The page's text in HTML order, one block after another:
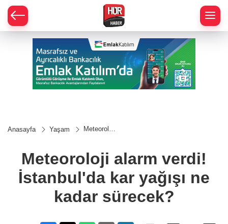
Anasayfa Yaşam
Meteoroloji
İstanbul'da
kar yağışı
ne kadar
sürecek?
Meteoroloji alarm verdi!
İstanbul'da kar yağışı ne
kadar sürecek?